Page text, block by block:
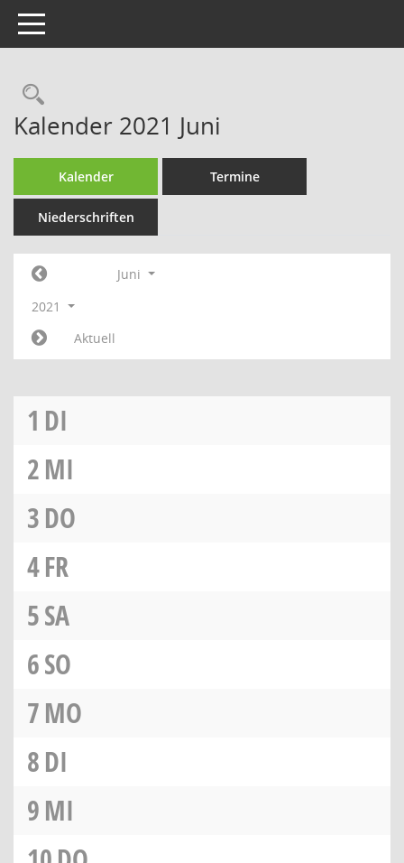
Toggle navigation
Rechercheauswahl
Kalender 2021 Juni
Kalender Termine
Niederschriften
Juni
2021
Aktuell
1 DI
2MI
3DO
4FR
5SA
6SO
7MO
8DI
9MI